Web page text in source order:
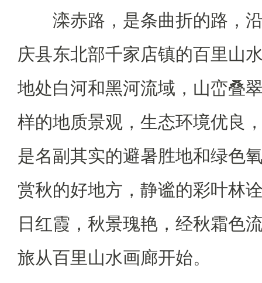
滦赤路，是条曲折的路，沿
庆县东北部千家店镇的百里山
地处白河和黑河流域，山峦叠
样的地质景观，生态环境优良
是名副其实的避暑胜地和绿色
赏秋的好地方，静谧的彩叶林
日红霞，秋景瑰艳，经秋霜色
旅从百里山水画廊开始。